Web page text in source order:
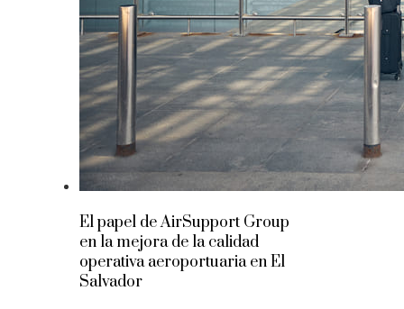
El papel de AirSupport Group
en la mejora de la calidad
operativa aeroportuaria en El
Salvador